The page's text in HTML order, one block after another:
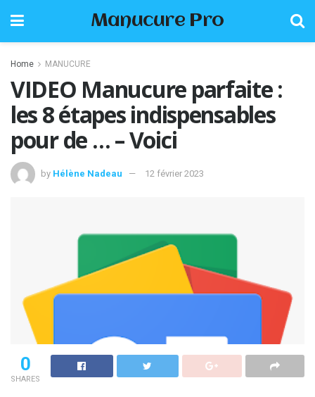
Manucure Pro
Home MANUCURE
VIDEO Manucure parfaite :
les 8 étapes indispensables
pour de … – Voici
by Hélène Nadeau 12 février 2023
0
SHARES